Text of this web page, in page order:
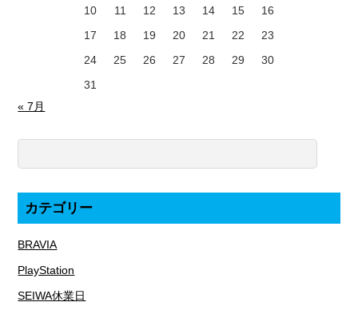
10
11 12 13 14 15
16
17
18 19 20 21 22
23
24
25 26 27 28 29
30
31
« 7月
カテゴリー
BRAVIA
PlayStation
SEIWA休業日